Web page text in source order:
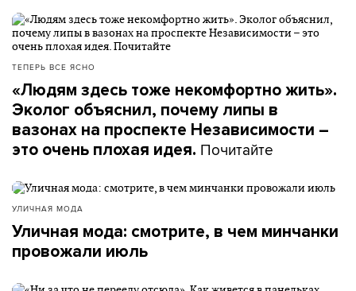
ТЕПЕРЬ ВСЕ ЯСНО
«Людям здесь тоже некомфортно жить».
Эколог объяснил, почему липы в
вазонах на проспекте Независимости –
это очень плохая идея. Почитайте
УЛИЧНАЯ МОДА
Уличная мода: смотрите, в чем минчанки
провожали июль